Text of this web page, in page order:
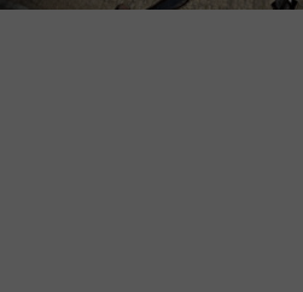
■迫在眉睫的恐怖，令人毛骨悚然
泰坦的动作和反应比以往任何时